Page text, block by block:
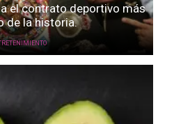
el contrato deportivo más
de la historia.